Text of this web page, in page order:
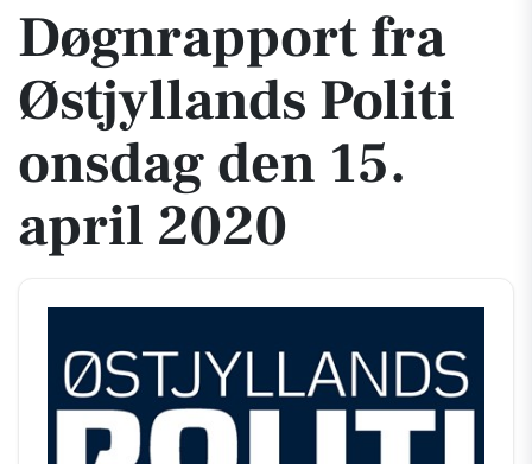
Døgnrapport fra
Østjyllands Politi
onsdag den 15.
april 2020